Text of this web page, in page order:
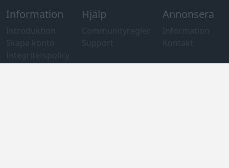
Information Hjälp Annonsera